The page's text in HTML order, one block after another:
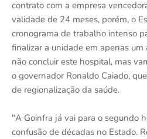
contrato com a empresa
validade de 24 meses, porém, o
cronograma de trabalho intenso
finalizar a unidade em apenas um
não concluir este hospital, mas
o governador Ronaldo Caiado,
de regionalização da saúde.
"A Goinfra já vai para o segundo
confusão de décadas no Estado.